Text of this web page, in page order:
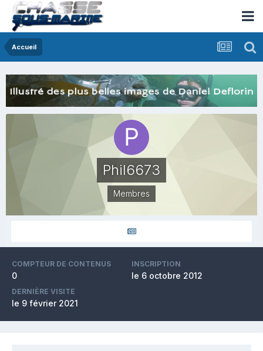
Accueil
Phil6673
Membres
COMPTEUR DE CONTENUS
0
INSCRIPTION
le 6 octobre 2012
DERNIÈRE VISITE
le 9 février 2021